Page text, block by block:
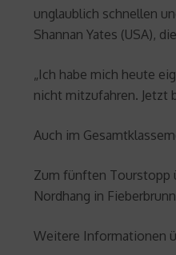
unglaublich schnellen
Shannan Yates (USA),
„Ich habe mich heute
nicht mitzufahren. Jetzt
Auch im
Zum fünften Tourstopp
Nordhang in
Weitere Informationen